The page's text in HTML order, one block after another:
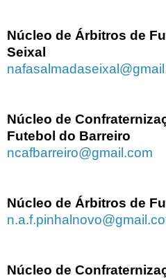
Núcleo de Árbitros de
Seixal
Núcleo de
Futebol do Barreiro
ncafbarreiro@gmail.com
Núcleo de Árbitros de
Núcleo de